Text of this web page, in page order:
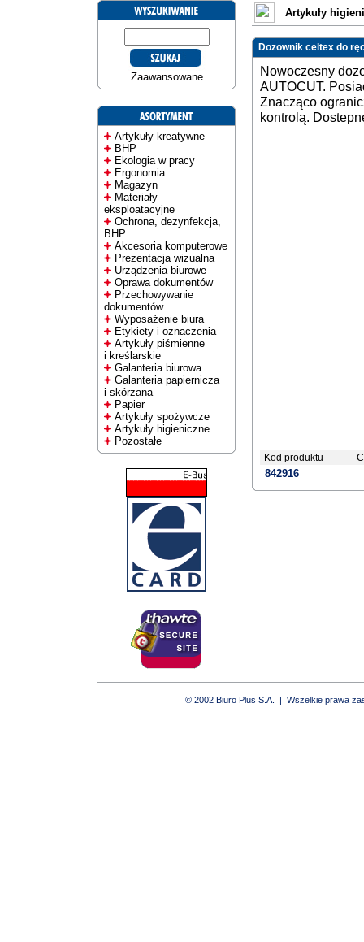
Zaawansowane
Artykuły kreatywne
BHP
Ekologia w pracy
Ergonomia
Magazyn
Materiały
eksploatacyjne
Ochrona, dezynfekcja,
BHP
Akcesoria komputerowe
Prezentacja wizualna
Urządzenia biurowe
Oprawa dokumentów
Przechowywanie
dokumentów
Wyposażenie biura
Etykiety i oznaczenia
Artykuły piśmienne
i kreślarskie
Galanteria biurowa
Galanteria papiernicza
i skórzana
Papier
Artykuły spożywcze
Artykuły higieniczne
Pozostałe
Artykuły
Dozownik celtex do
Nowoczesny
AUTOCUT.
Znacząco
kontrolą.
Kod produktu
842916
© 2002 Biuro Plus S.A. | Wszelkie prawa